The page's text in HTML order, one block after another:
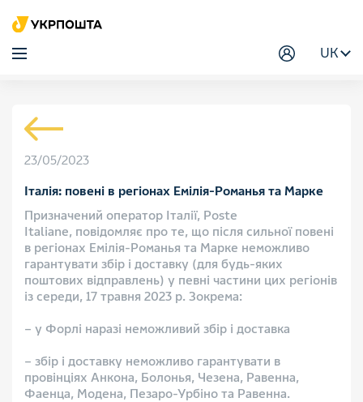
UK
23/05/2023
Італія: повені в регіонах Емілія-Романья та Марке
Призначений оператор Італії, Poste
Italiane, повідомляє про те, що після сильної повені
в регіонах Емілія-Романья та Марке неможливо
гарантувати збір і доставку (для будь-яких
поштових відправлень) у певні частини цих регіонів
із середи, 17 травня 2023 р. Зокрема:
– у Форлі наразі неможливий збір і доставка
– збір і доставку неможливо гарантувати в
провінціях Анкона, Болонья, Чезена, Равенна,
Фаенца, Модена, Пезаро-Урбіно та Равенна.